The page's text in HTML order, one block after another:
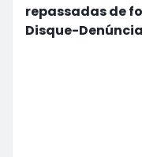
repassadas de
Disque-